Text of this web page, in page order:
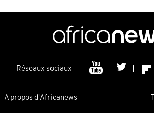
Réseaux sociaux
A propos d'Africanews